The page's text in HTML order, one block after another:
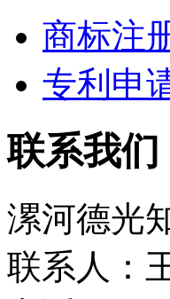
商标注
专利申
联系我们
漯河德光
联系人：